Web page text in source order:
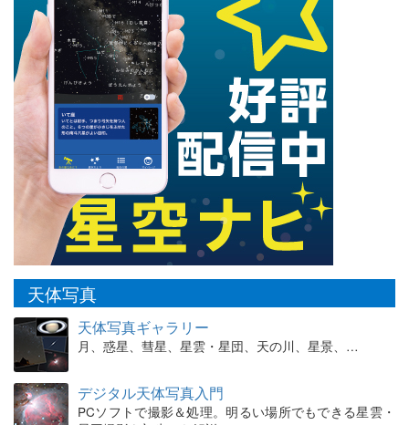
天体写真
天体写真ギャラリー
月、惑星、彗星、星雲・星団、天の川、星景、…
デジタル天体写真入門
PCソフトで撮影＆処理。明るい場所でもできる星雲・